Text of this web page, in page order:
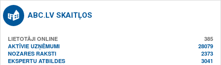
ABC.LV SKAITĻOS
LIETOTĀJI ONLINE
385
AKTĪVIE UZŅĒMUMI
28079
NOZARES RAKSTI
2373
EKSPERTU ATBILDES
3041